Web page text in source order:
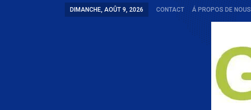
DIMANCHE, AOÛT 9, 2026 CONTACT Á PROPOS DE NOUS